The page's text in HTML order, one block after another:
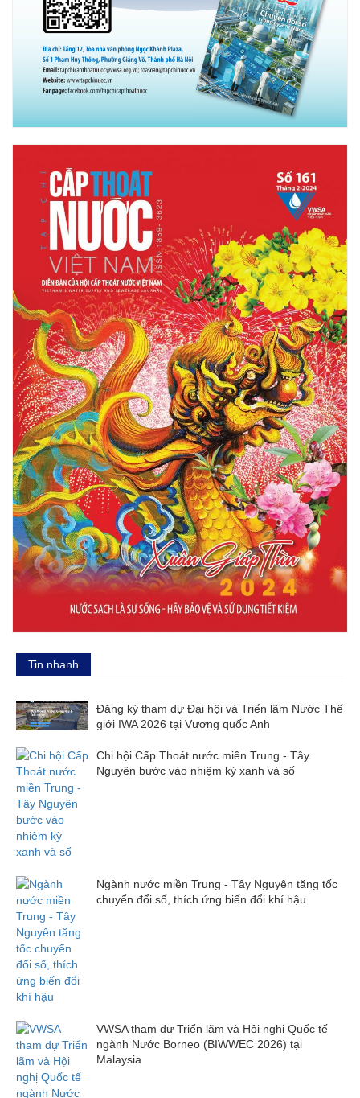
Tin nhanh
Đăng ký tham dự Đại hội và Triển lãm Nước Thế
giới IWA 2026 tại Vương quốc Anh
Chi hội Cấp Thoát nước miền Trung - Tây
Nguyên bước vào nhiệm kỳ xanh và số
Ngành nước miền Trung - Tây Nguyên tăng tốc
chuyển đổi số, thích ứng biến đổi khí hậu
VWSA tham dự Triển lãm và Hội nghị Quốc tế
ngành Nước Borneo (BIWWEC 2026) tại
Malaysia